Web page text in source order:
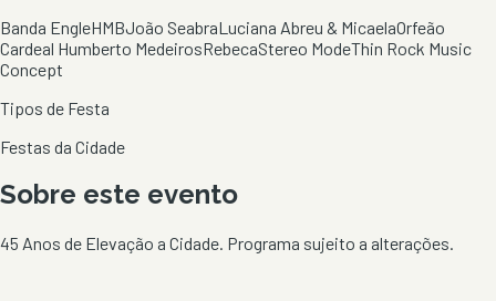
Banda EngleHMBJoão SeabraLuciana Abreu & MicaelaOrfeão
Cardeal Humberto MedeirosRebecaStereo ModeThin Rock Music
Concept
Tipos de Festa
Festas da Cidade
Sobre este evento
45 Anos de Elevação a Cidade. Programa sujeito a alterações.